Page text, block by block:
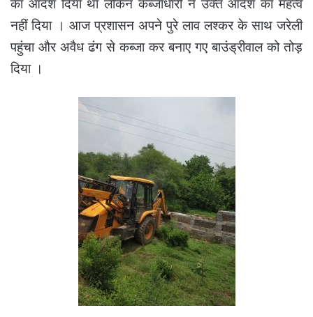
का आदेश दिया था लेकिन कब्जाधारी ने उक्त आदेश का महत्व
नहीं दिया । आज प्रशासन अपने पुरे लाव लश्कर के साथ जरेली
पहुंचा और अवैध ढंग से कब्जा कर बनाए गए बाउंड्रीवाल को तोड़
दिया ।